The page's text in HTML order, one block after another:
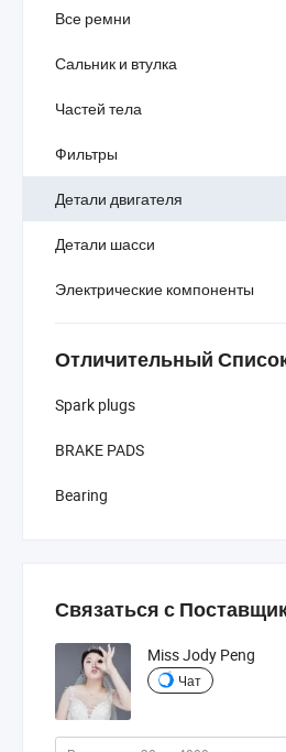
Все ремни
Сальник и втулка
Частей тела
Фильтры
Детали двигателя
Детали шасси
Электрические компоненты
Отличительный
Spark plugs
BRAKE PADS
Bearing
Связаться с
Miss Jody Peng
Чат